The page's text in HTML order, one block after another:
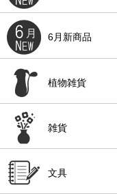
6月新商品
植物雑貨
雑貨
文具